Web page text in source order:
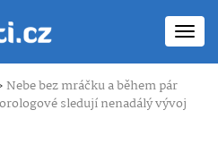
Nebe bez mráčku a během pár
sledují nenadálý vývoj